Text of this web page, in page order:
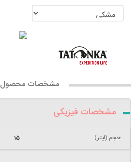
مشخصات محصول
مشخصات فیزیکی
حجم (لیتر) 15